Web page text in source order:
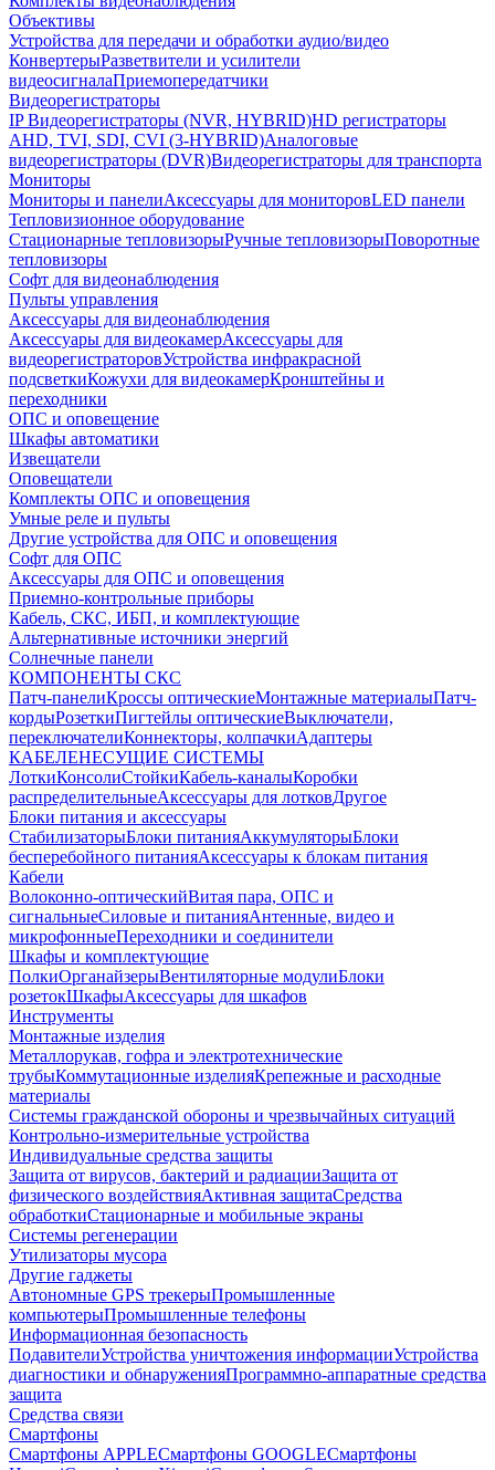
Объективы
Устройства для передачи и обработки аудио/видео
КонвертерыРазветвители и усилители
видеосигналаПриемопередатчики
Видеорегистраторы
IP Видеорегистраторы (NVR, HYBRID)HD регистраторы
AHD, TVI, SDI, CVI (3-HYBRID)Аналоговые
видеорегистраторы (DVR)Видеорегистраторы для транспорта
Мониторы
Мониторы и панелиАксессуары для мониторовLED панели
Тепловизионное оборудование
Стационарные тепловизорыРучные тепловизорыПоворотные
тепловизоры
Софт для видеонаблюдения
Пульты управления
Аксессуары для видеонаблюдения
Аксессуары для видеокамерАксессуары для
видеорегистраторовУстройства инфракрасной
подсветкиКожухи для видеокамерКронштейны и
переходники
ОПС и оповещение
Шкафы автоматики
Извещатели
Оповещатели
Комплекты ОПС и оповещения
Умные реле и пульты
Другие устройства для ОПС и оповещения
Софт для ОПС
Аксессуары для ОПС и оповещения
Приемно-контрольные приборы
Кабель, СКС, ИБП, и комплектующие
Альтернативные источники энергий
Солнечные панели
КОМПОНЕНТЫ СКС
Патч-панелиКроссы оптическиеМонтажные материалыПатч-
кордыРозеткиПигтейлы оптическиеВыключатели,
переключателиКоннекторы, колпачкиАдаптеры
КАБЕЛЕНЕСУЩИЕ СИСТЕМЫ
ЛоткиКонсолиСтойкиКабель-каналыКоробки
распределительныеАксессуары для лотковДругое
Блоки питания и аксессуары
СтабилизаторыБлоки питанияАккумуляторыБлоки
бесперебойного питанияАксессуары к блокам питания
Кабели
Волоконно-оптическийВитая пара, ОПС и
сигнальныеСиловые и питанияАнтенные, видео и
микрофонныеПереходники и соединители
Шкафы и комплектующие
ПолкиОрганайзерыВентиляторные модулиБлоки
розетокШкафыАксессуары для шкафов
Инструменты
Монтажные изделия
Металлорукав, гофра и электротехнические
трубыКоммутационные изделияКрепежные и расходные
материалы
Системы гражданской обороны и чрезвычайных ситуаций
Контрольно-измерительные устройства
Индивидуальные средства защиты
Защита от вирусов, бактерий и радиацииЗащита от
физического воздействияАктивная защитаСредства
обработкиСтационарные и мобильные экраны
Системы регенерации
Утилизаторы мусора
Другие гаджеты
Автономные GPS трекерыПромышленные
компьютерыПромышленные телефоны
Информационная безопасность
ПодавителиУстройства уничтожения информацииУстройства
диагностики и обнаруженияПрограммно-аппаратные средства
защита
Средства связи
Смартфоны
Смартфоны APPLEСмартфоны GOOGLEСмартфоны